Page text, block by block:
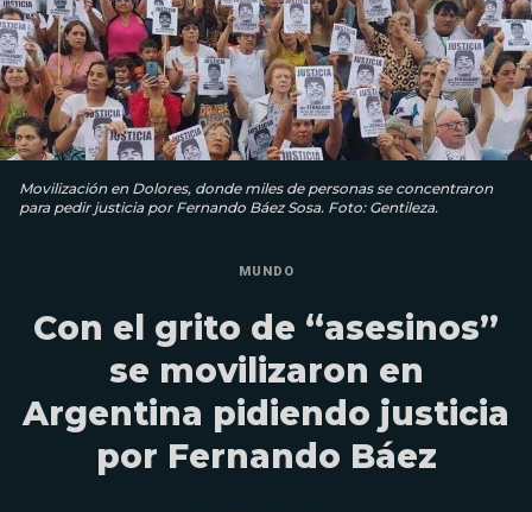
Movilización en Dolores, donde miles de personas se concentraron
para pedir justicia por Fernando Báez Sosa. Foto: Gentileza.
MUNDO
Con el grito de “asesinos”
se movilizaron en
Argentina pidiendo justicia
por Fernando Báez